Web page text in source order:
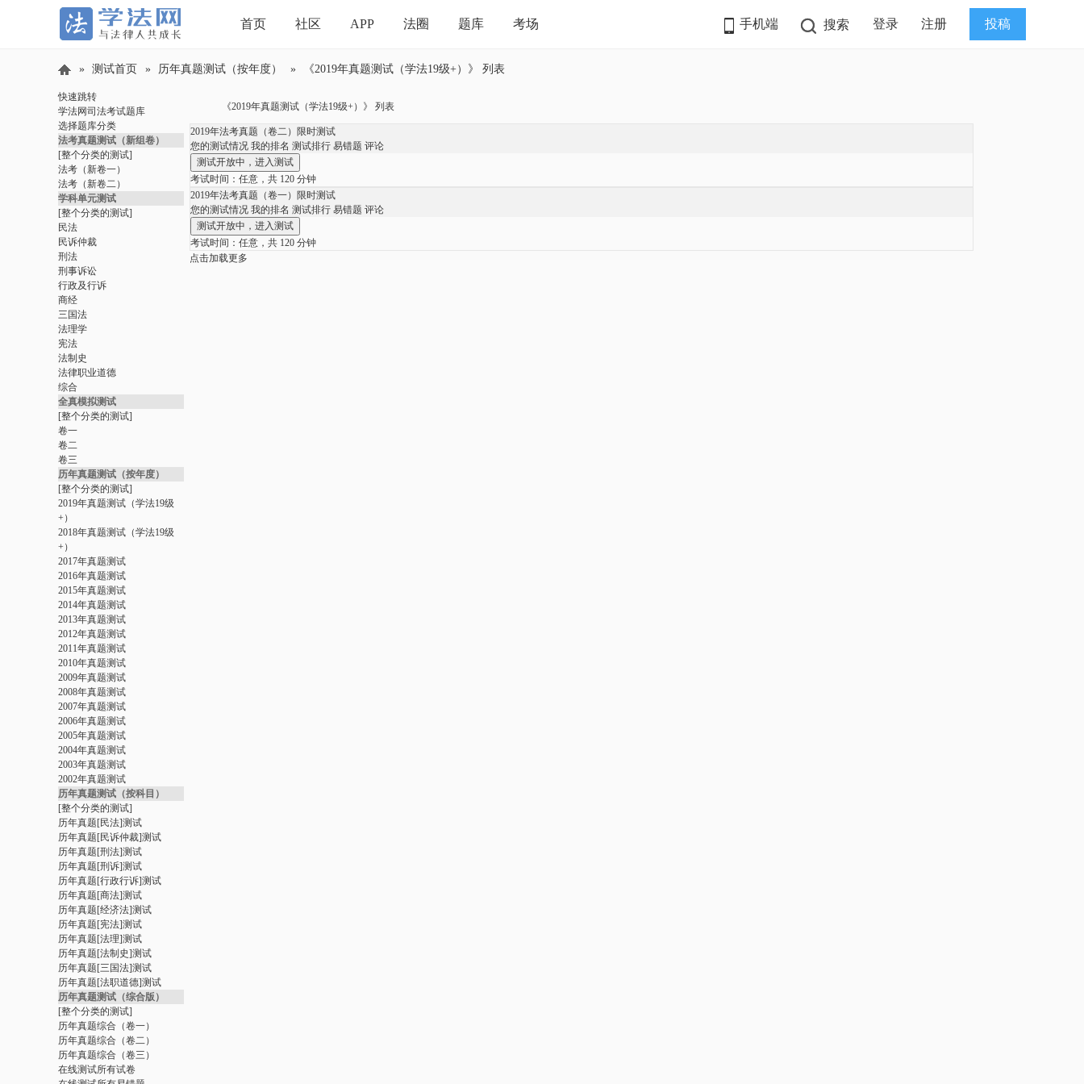
首页 社区 APP 法圈 题库 考场 手机端 搜索 登录 注册 投稿
学
法
网
» 测试首页 » 历年真题测试（按年度） » 《2019年真题测试（学法19级+）》 列表
快速跳转
学法网司法考试题库
选择题库分类
法考真题测试（新组卷）
[整个分类的测试]
法考（新卷一）
法考（新卷二）
学科单元测试
[整个分类的测试]
民法
民诉仲裁
刑法
刑事诉讼
行政及行诉
商经
三国法
法理学
宪法
法制史
法律职业道德
综合
全真模拟测试
[整个分类的测试]
卷一
卷二
卷三
历年真题测试（按年度）
[整个分类的测试]
2019年真题测试（学法19级
+）
2018年真题测试（学法19级
+）
2017年真题测试
2016年真题测试
2015年真题测试
2014年真题测试
2013年真题测试
2012年真题测试
2011年真题测试
2010年真题测试
2009年真题测试
2008年真题测试
2007年真题测试
2006年真题测试
2005年真题测试
2004年真题测试
2003年真题测试
2002年真题测试
历年真题测试（按科目）
[整个分类的测试]
历年真题[民法]测试
历年真题[民诉仲裁]测试
历年真题[刑法]测试
历年真题[刑诉]测试
历年真题[行政行诉]测试
历年真题[商法]测试
历年真题[经济法]测试
历年真题[宪法]测试
历年真题[法理]测试
历年真题[法制史]测试
历年真题[三国法]测试
历年真题[法职道德]测试
历年真题测试（综合版）
[整个分类的测试]
历年真题综合（卷一）
历年真题综合（卷二）
历年真题综合（卷三）
在线测试所有试卷
《2019年真题测试（学法19级+）》 列表
2019年法考真题（卷二）限时测试
您的测试情况 我的排名 测试排行 易错题 评论
考试时间：任意，共 120 分钟
2019年法考真题（卷一）限时测试
您的测试情况 我的排名 测试排行 易错题 评论
考试时间：任意，共 120 分钟
点击加载更多